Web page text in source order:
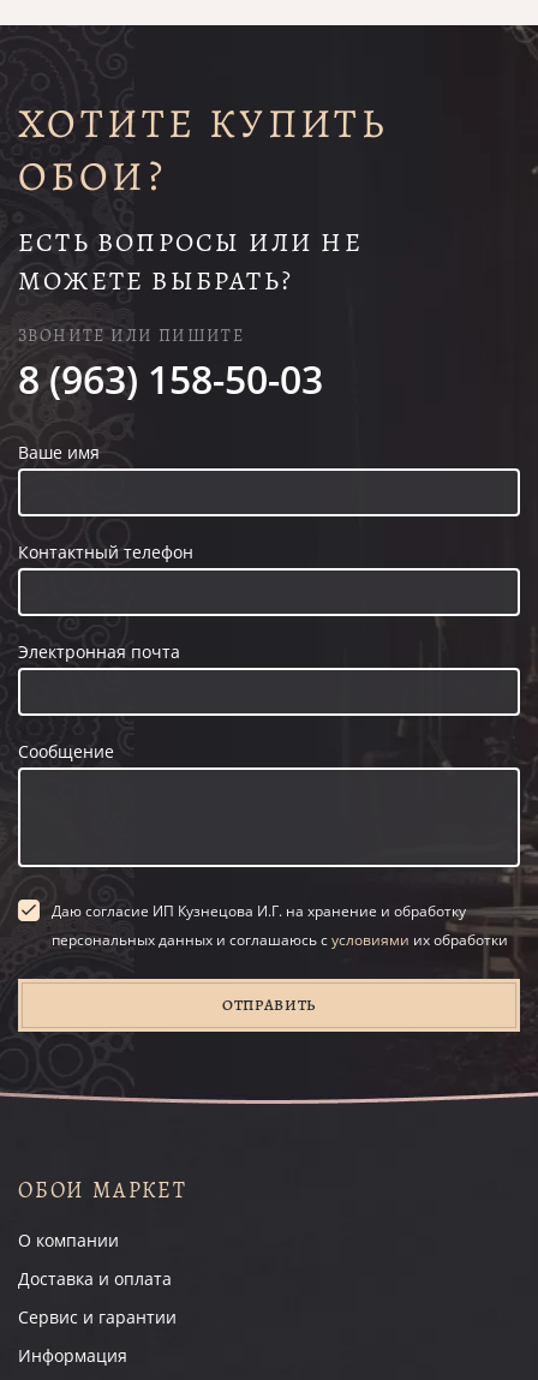
ХОТИТЕ КУПИТЬ
ОБОИ?
ЕСТЬ ВОПРОСЫ ИЛИ НЕ
МОЖЕТЕ ВЫБРАТЬ?
ЗВОНИТЕ ИЛИ ПИШИТЕ
8 (963) 158-50-03
Ваше имя
Контактный телефон
Электронная почта
Сообщение
Даю согласие ИП Кузнецова И.Г. на хранение и обработку
персональных данных и соглашаюсь сусловиями их обработки
ОТПРАВИТЬ
ОБОИ МАРКЕТ
О компании
Доставка и оплата
Сервис и гарантии
Информация